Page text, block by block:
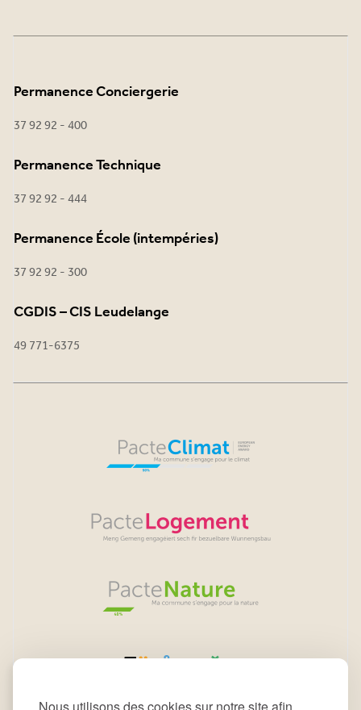
Permanence Conciergerie
37 92 92 - 400
Permanence Technique
37 92 92 - 444
Permanence École (intempéries)
37 92 92 - 300
CGDIS – CIS Leudelange
49 771-6375